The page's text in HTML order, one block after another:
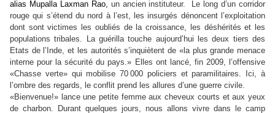
alias Mupalla Laxman Rao, un ancien instituteur. Le long d’un corridor
rouge qui s’étend du nord à l’est, les insurgés dénoncent l’exploitation
dont sont victimes les oubliés de la croissance, les déshérités et les
populations tribales. La guérilla touche aujourd’hui les deux tiers des
Etats de l’Inde, et les autorités s’inquiètent de «la plus grande menace
interne pour la sécurité du pays.» Elles ont lancé, fin 2009, l’offensive
«Chasse verte» qui mobilise 70 000 policiers et paramilitaires. Ici, à
l’ombre des regards, le conflit prend les allures d’une guerre civile.
«Bienvenue!» lance une petite femme aux cheveux courts et aux yeux
de charbon. Durant quelques jours, nous allons vivre dans le camp